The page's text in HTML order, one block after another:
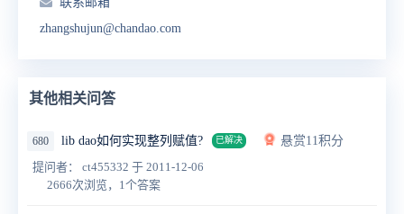
zhangshujun@chandao.com
其他相关问答
680 lib dao如何实现整列赋值? 已解决
悬赏11积分
提问者： ct455332 于 2011-12-06
2666次浏览，1个答案